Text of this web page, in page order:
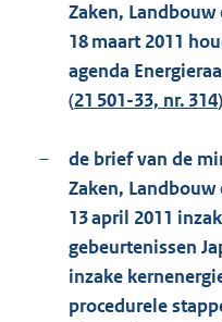
Zaken,
18 maart 2011
agenda
(21 501-33, nr. 314
–
de brief van de
Zaken,
13 april 2011
gebeurtenissen
inzake
procedurele